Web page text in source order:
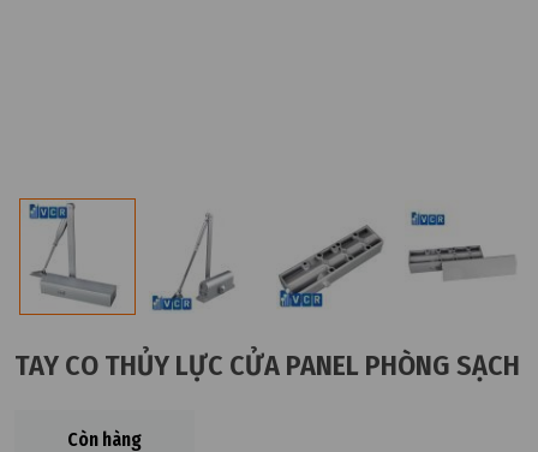
TAY CO THỦY LỰC CỬA PANEL PHÒNG SẠCH
Còn hàng